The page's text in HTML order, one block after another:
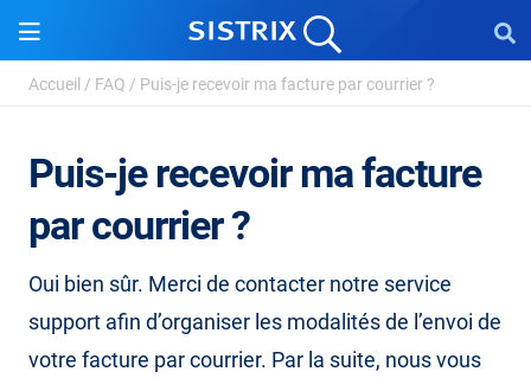
Accueil / FAQ / Puis-je recevoir ma facture par courrier ?
Puis-je recevoir ma facture
par courrier ?
Oui bien sûr. Merci de contacter notre service
support afin d’organiser les modalités de l’envoi de
votre facture par courrier. Par la suite, nous vous